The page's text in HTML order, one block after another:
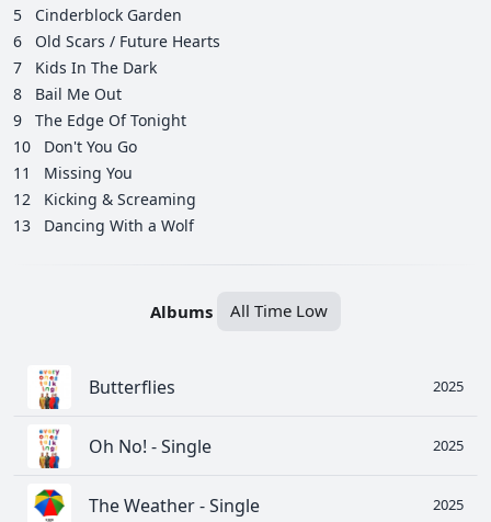
5
Cinderblock Garden
6
Old Scars / Future Hearts
7
Kids In The Dark
8
Bail Me Out
9
The Edge Of Tonight
10
Don't You Go
11
Missing You
12
Kicking & Screaming
13
Dancing With a Wolf
Albums All Time Low
Butterflies 2025
Oh No! - Single 2025
The Weather - Single 2025